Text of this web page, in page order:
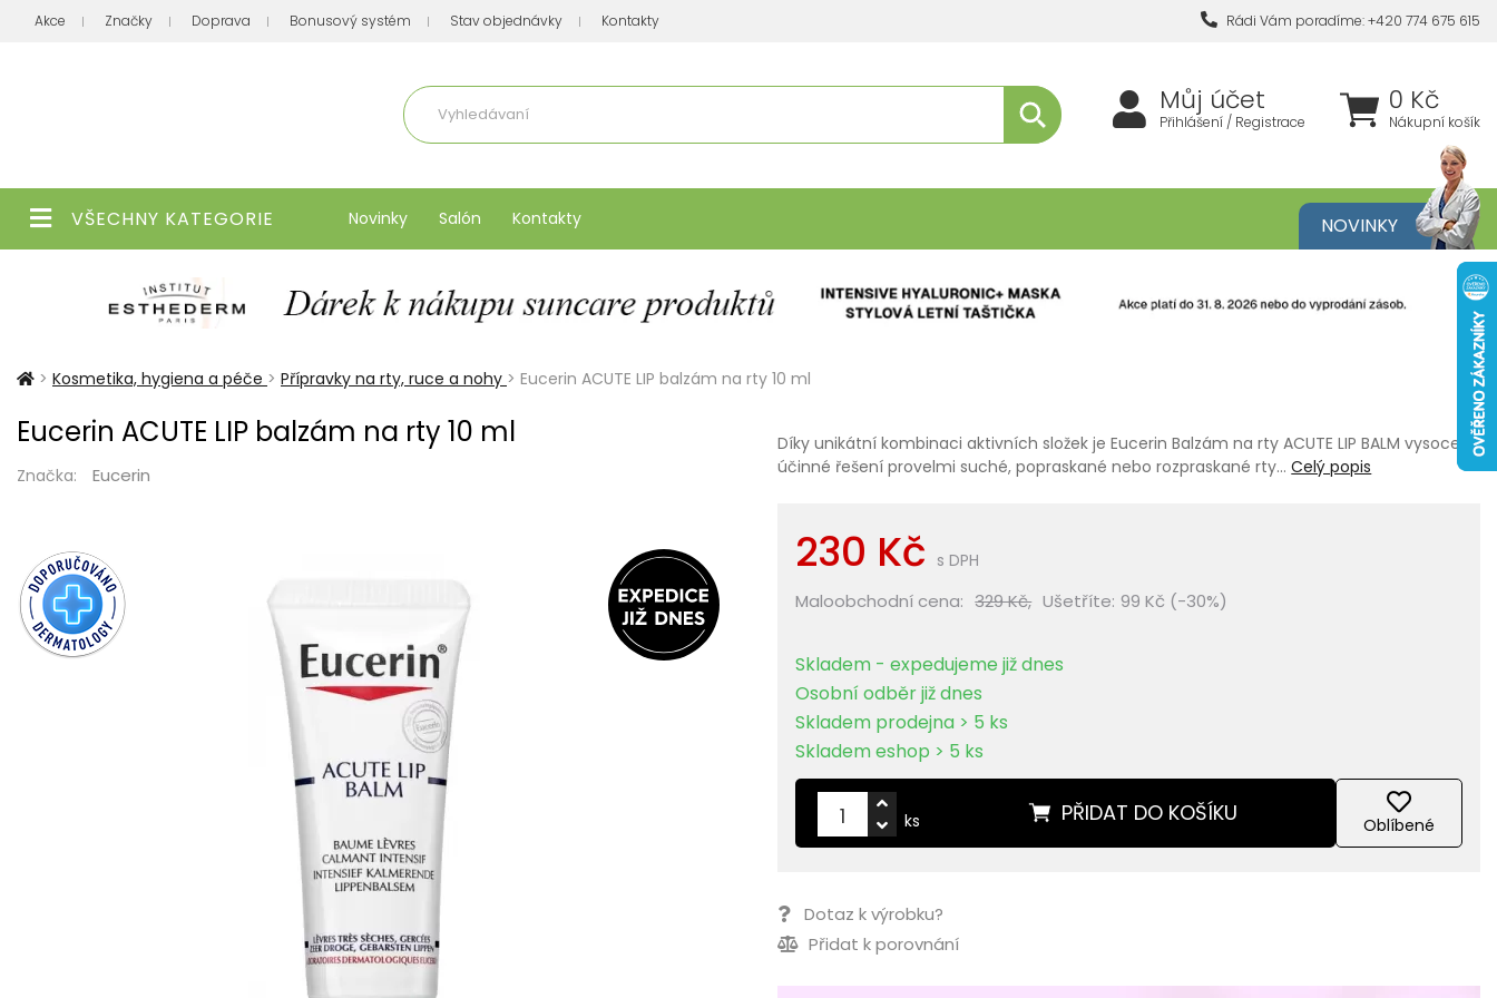
Akce Značky Doprava Bonusový systém Stav objednávky Kontakty Rádi Vám poradíme: +420 774 675 615
0 Kč
Nákupní košík
Můj účet
Přihlášení / Registrace
VŠECHNY KATEGORIE Novinky Salón Kontakty NOVINKY
> Kosmetika, hygiena a péče > Přípravky na rty, ruce a nohy > Eucerin ACUTE LIP balzám na rty 10 ml
Eucerin ACUTE LIP balzám na rty 10 ml
Značka: Eucerin
Díky unikátní kombinaci aktivních složek je Eucerin Balzám na rty ACUTE LIP BALM vysoce
účinné řešení provelmi suché, popraskané nebo rozpraskané rty…Celý popis
230 Kč s DPH
Maloobchodní cena: 329 Kč, Ušetříte: 99 Kč (-30%)
Skladem - expedujeme již dnes
Osobní odběr již dnes
Skladem prodejna > 5 ks
Skladem eshop > 5 ks
PŘIDAT DO KOŠÍKU
ks Oblíbené
Dotaz k výrobku?
Přidat k porovnání